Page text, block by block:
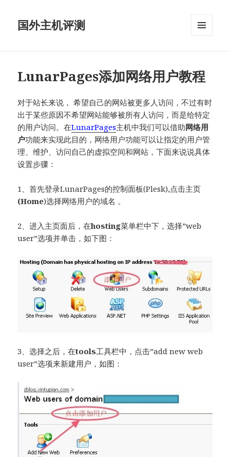
国外主机评测
LunarPages添加网络用户教程
对于站长来说， 希望自己的网站被更多人访问，不过有时
出于某些原因不希望网站能够被所有人访问，而是给特定
的用户访问。在LunarPages主机中我们可以借助网络用
户功能来实现此目的，网络用户功能可以让指定的用户管
理、维护、访问自己的虚拟空间和网站，下面来说说具体
设置步骤：
1、首先登录LunarPages的控制面板(Plesk),点击主页
(Home)选择网络用户的域名 。
2、进入主页面后，在hosting菜单栏中下，选择”web
user”选项并单击，如下图：
3、选择之后，在tools工具栏中，点击”add new web
user”选项来新建用户，如图：